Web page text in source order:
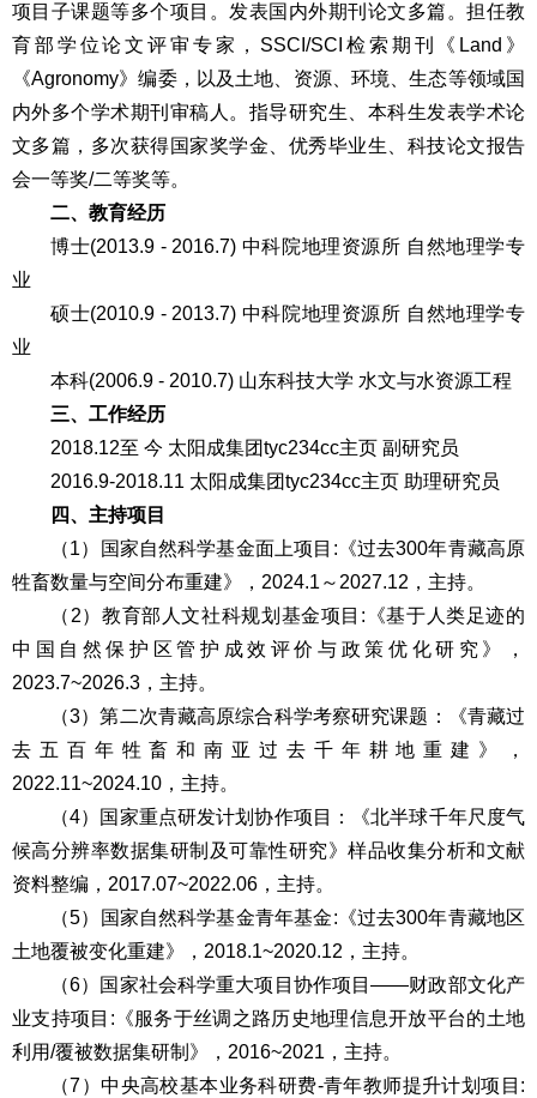
项目子课题等多个项目。发表国内外期刊论文多篇。担任教
育部学位论文评审专家，SSCI/SCI检索期刊《Land》
《Agronomy》编委，以及土地、资源、环境、生态等领域国
内外多个学术期刊审稿人。指导研究生、本科生发表学术论
文多篇，多次获得国家奖学金、优秀毕业生、科技论文报告
会一等奖/二等奖等。
二、教育经历
博士(2013.9 - 2016.7) 中科院地理资源所 自然地理学专
业
硕士(2010.9 - 2013.7) 中科院地理资源所 自然地理学专
业
本科(2006.9 - 2010.7) 山东科技大学 水文与水资源工程
三、工作经历
2018.12至 今 太阳成集团tyc234cc主页 副研究员
2016.9-2018.11 太阳成集团tyc234cc主页 助理研究员
四、 主持项目
（1）国家自然科学基金面上项目:《过去300年青藏高原
牲畜数量与空间分布重建》，2024.1～2027.12，主持。
（2）教育部人文社科规划基金项目:《基于人类足迹的
中国自然保护区管护成效评价与政策优化研究》，
2023.7~2026.3，主持。
（3）第二次青藏高原综合科学考察研究课题：《青藏过
去五百年牲畜和南亚过去千年耕地重建》，
2022.11~2024.10，主持。
（4）国家重点研发计划协作项目：《北半球千年尺度气
候高分辨率数据集研制及可靠性研究》样品收集分析和文献
资料整编，2017.07~2022.06，主持。
（5）国家自然科学基金青年基金:《过去300年青藏地区
土地覆被变化重建》，2018.1~2020.12，主持。
（6）国家社会科学重大项目协作项目——财政部文化产
业支持项目:《服务于丝调之路历史地理信息开放平台的土地
利用/覆被数据集研制》，2016~2021，主持。
（7）中央高校基本业务科研费-青年教师提升计划项目: